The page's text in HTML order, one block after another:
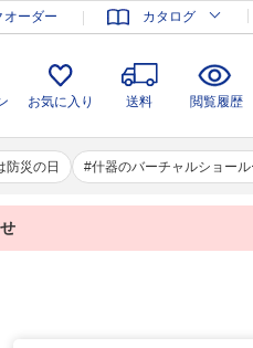
オーダー カタログ
お気に入り 送料 閲覧履歴
防災の日 什器のバーチャルショール
グイン お気に入り 送料 閲覧履歴